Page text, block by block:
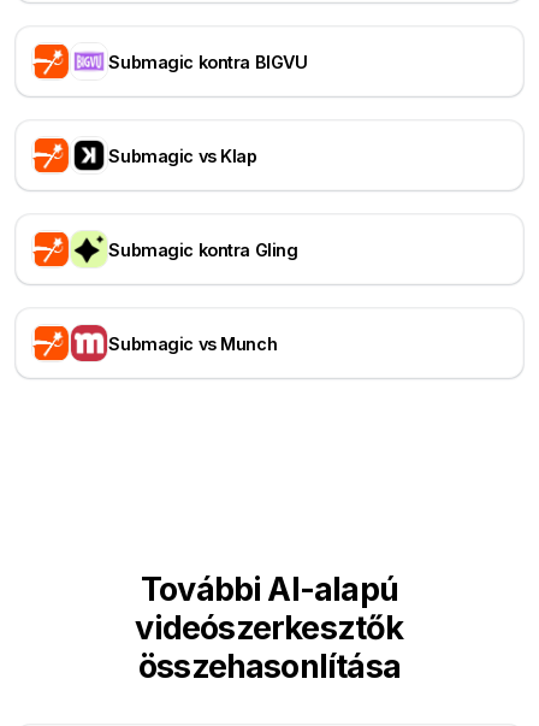
Submagic kontra BIGVU
Submagic vs Klap
Submagic kontra Gling
Submagic vs Munch
További AI-alapú
videószerkesztők
összehasonlítása